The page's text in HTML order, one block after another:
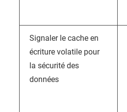
Signaler le cache en
écriture volatile pour
la sécurité des
données